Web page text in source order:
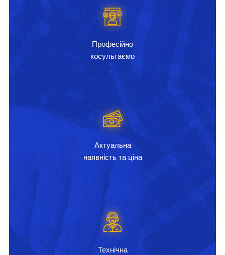
Професійно
косультаємо
Актуальна
наявність та ціна
Технічна